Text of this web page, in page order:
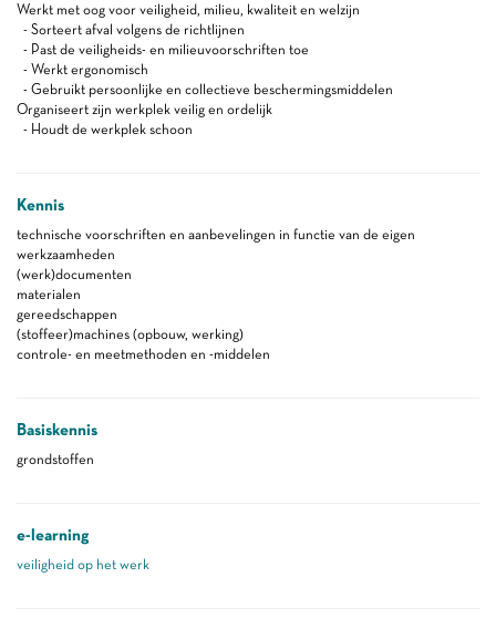
Werkt met oog voor veiligheid, milieu, kwaliteit en welzijn
- Sorteert afval volgens de richtlijnen
- Past de veiligheids- en milieuvoorschriften toe
- Werkt ergonomisch
- Gebruikt persoonlijke en collectieve beschermingsmiddelen
Organiseert zijn werkplek veilig en ordelijk
- Houdt de werkplek schoon
Kennis
technische voorschriften en aanbevelingen in functie van de eigen
werkzaamheden
(werk)documenten
materialen
gereedschappen
(stoffeer)machines (opbouw, werking)
controle- en meetmethoden en -middelen
Basiskennis
grondstoffen
e-learning
veiligheid op het werk